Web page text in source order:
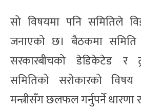
सो विषयमा पनि समितिले
जनाएको छ। बैठकमा समिति
सरकारबीचको डेडिकेटेड र
समितिको सरोकारको
मन्त्रीसँग छलफल गर्नुपर्ने धारणा